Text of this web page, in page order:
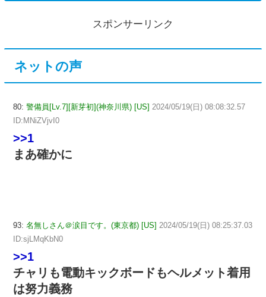
スポンサーリンク
ネットの声
80: 警備員[Lv.7][新芽初](神奈川県) [US] 2024/05/19(日) 08:08:32.57
ID:MNiZVjvI0
>>1
まあ確かに
93: 名無しさん＠涙目です。(東京都) [US] 2024/05/19(日) 08:25:37.03
ID:sjLMqKbN0
>>1
チャリも電動キックボードもヘルメット着用
は努力義務